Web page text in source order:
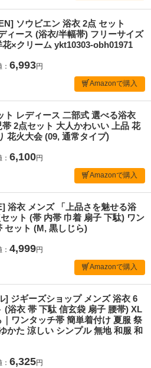
ソウビエン 浴衣 2点 セット
ィース (浴衣/半幅帯) フリーサイズ
花×クリーム ykt10303-obh01971
6,993円
Amazonで購入
ト レディース 二部式 選べる浴衣
帯 2点セット 大人かわいい 上品 花
花火大会 (09, 通常タイプ)
6,100円
Amazonで購入
浴衣 メンズ 「上品さを魅せる浴
ット (帯 内帯 巾着 扇子 下駄) ワン
セット (M, 黒しじら)
4,999円
Amazonで購入
] ジギーズショップ メンズ 浴衣 6
(浴衣 帯 下駄 信玄袋 扇子 腰帯) XL
ワンタッチ帯 簡単着付け 夏服 祭
かた 涼しい シンプル 無地 和服 和
6,325円